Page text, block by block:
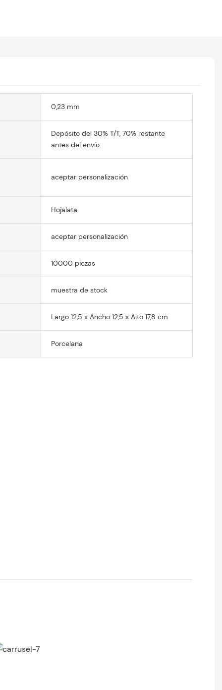
0,23 mm
Depósito del 30% T/T, 70% restante
antes del envío.
aceptar personalización
Hojalata
aceptar personalización
10000 piezas
muestra de stock
Largo 12,5 x Ancho 12,5 x Alto 17,8 cm
Porcelana